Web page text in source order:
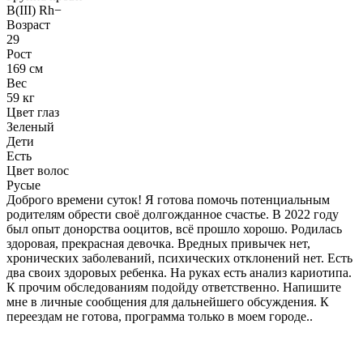
B(III) Rh−
Возраст
29
Рост
169 см
Вес
59 кг
Цвет глаз
Зеленый
Дети
Есть
Цвет волос
Русые
Доброго времени суток! Я готова помочь потенциальным
родителям обрести своё долгожданное счастье. В 2022 году
был опыт донорства ооцитов, всё прошло хорошо. Родилась
здоровая, прекрасная девочка. Вредных привычек нет,
хронических заболеваний, психических отклонений нет. Есть
два своих здоровых ребенка. На руках есть анализ кариотипа.
К прочим обследованиям подойду ответственно. Напишите
мне в личные сообщения для дальнейшего обсуждения. К
переездам не готова, программа только в моем городе..